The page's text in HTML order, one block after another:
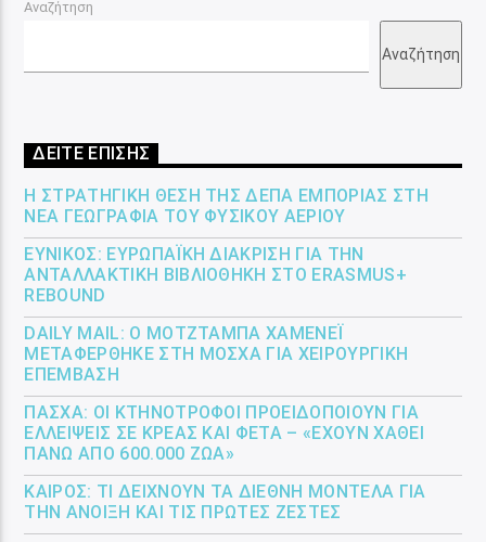
Αναζήτηση
Αναζήτηση
ΔΕΙΤΕ ΕΠΙΣΗΣ
Η ΣΤΡΑΤΗΓΙΚΉ ΘΈΣΗ ΤΗΣ ΔΕΠΑ ΕΜΠΟΡΊΑΣ ΣΤΗ
ΝΈΑ ΓΕΩΓΡΑΦΊΑ ΤΟΥ ΦΥΣΙΚΟΎ ΑΕΡΊΟΥ
ΕΎΝΙΚΟΣ: ΕΥΡΩΠΑΪΚΉ ΔΙΆΚΡΙΣΗ ΓΙΑ ΤΗΝ
ΑΝΤΑΛΛΑΚΤΙΚΉ ΒΙΒΛΙΟΘΉΚΗ ΣΤΟ ERASMUS+
REBOUND
DAILY MAIL: Ο ΜΟΤΖΤΆΜΠΑ ΧΑΜΕΝΕΪ́
ΜΕΤΑΦΈΡΘΗΚΕ ΣΤΗ ΜΌΣΧΑ ΓΙΑ ΧΕΙΡΟΥΡΓΙΚΉ
ΕΠΈΜΒΑΣΗ
ΠΆΣΧΑ: ΟΙ ΚΤΗΝΟΤΡΌΦΟΙ ΠΡΟΕΙΔΟΠΟΙΟΎΝ ΓΙΑ
ΕΛΛΕΊΨΕΙΣ ΣΕ ΚΡΈΑΣ ΚΑΙ ΦΈΤΑ – «ΈΧΟΥΝ ΧΑΘΕΊ
ΠΆΝΩ ΑΠΌ 600.000 ΖΏΑ»
ΚΑΙΡΌΣ: ΤΙ ΔΕΊΧΝΟΥΝ ΤΑ ΔΙΕΘΝΉ ΜΟΝΤΈΛΑ ΓΙΑ
ΤΗΝ ΆΝΟΙΞΗ ΚΑΙ ΤΙΣ ΠΡΏΤΕΣ ΖΈΣΤΕΣ